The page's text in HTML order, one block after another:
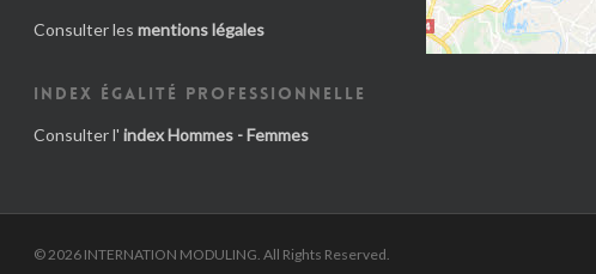
Consulter les mentions légales
INDEX ÉGALITÉ PROFESSIONNELLE
Consulter l' index Hommes - Femmes
© 2026 INTERNATION MODULING. All Rights Reserved.